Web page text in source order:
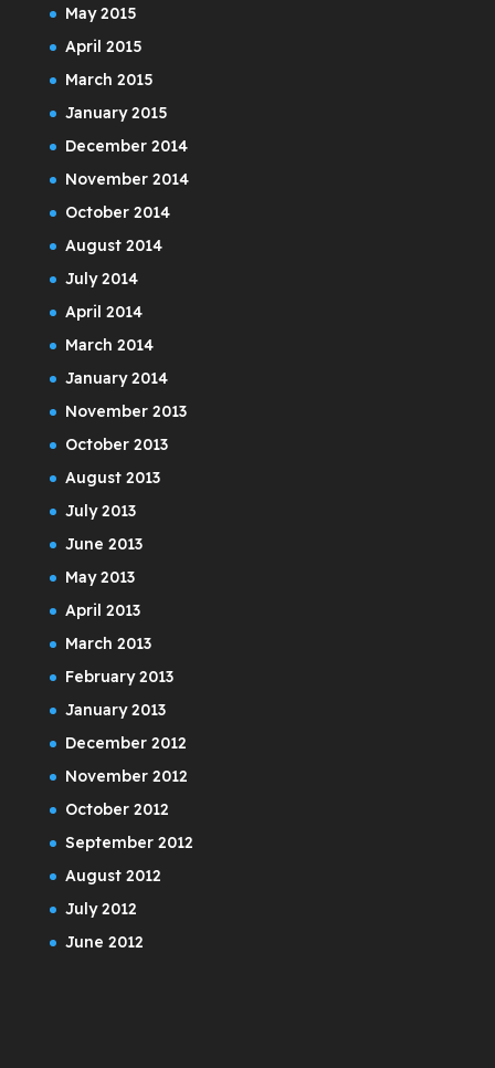
May 2015
April 2015
March 2015
January 2015
December 2014
November 2014
October 2014
August 2014
July 2014
April 2014
March 2014
January 2014
November 2013
October 2013
August 2013
July 2013
June 2013
May 2013
April 2013
March 2013
February 2013
January 2013
December 2012
November 2012
October 2012
September 2012
August 2012
July 2012
June 2012